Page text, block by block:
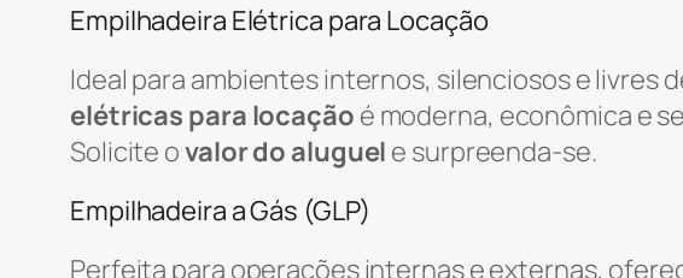
Empilhadeira Elétrica para Locação
Ideal para ambientes internos, silenciosos e livres
elétricas para locação é moderna, econômica e
Solicite ovalor do aluguel e surpreenda-se.
Empilhadeira a Gás (GLP)
Perfeita para operações internas e externas,